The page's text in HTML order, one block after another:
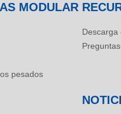
MODULAR
pesados
Descarga